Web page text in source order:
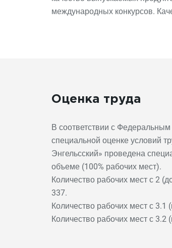
международных конкурсов.
Оценка труда
В соответствии с
специальной оценке условий
Энгельсский» проведена
объеме (100% рабочих мест).
Количество рабочих мест с 2
337.
Количество рабочих мест с
Количество рабочих мест с